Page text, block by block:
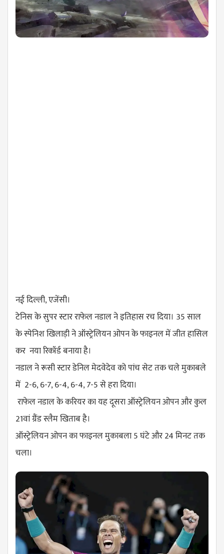
नई दिल्ली, एजेंसी।
टेनिस के सुपर स्टार राफेल नडाल ने इतिहास रच दिया। 35 साल
के स्पेनिश खिलाड़ी ने ऑस्ट्रेलियन ओपन के फाइनल में जीत हासिल
कर नया रिकॉर्ड बनाया है।
नडाल ने रूसी स्टार डेनिल मेदवेदेव को पांच सेट तक चले मुकाबले
में 2-6, 6-7, 6-4, 6-4, 7-5 से हरा दिया।
राफेल नडाल के करियर का यह दूसरा ऑस्ट्रेलियन ओपन और कुल
21वां ग्रैंड स्लैम खिताब है।
ऑस्ट्रेलियन ओपन का फाइनल मुकाबला 5 घंटे और 24 मिनट तक
चला।